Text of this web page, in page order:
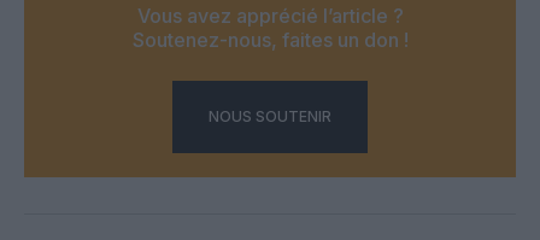
Vous avez apprécié l’article ?
Soutenez-nous, faites un don !
NOUS SOUTENIR